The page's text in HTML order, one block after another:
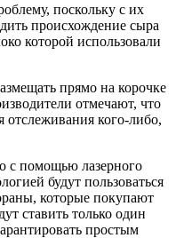
поскольку с их
происхождение сыра
которой использовали
прямо на корочке
отмечают, что
отслеживания кого-либо,
с помощью лазерного
будут пользоваться
которые покупают
ставить только один
простым